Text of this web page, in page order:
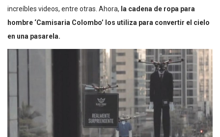
increíbles videos, entre otras. Ahora, la cadena de ropa para
hombre ‘Camisaria Colombo’ los utiliza para convertir el cielo
en una pasarela.